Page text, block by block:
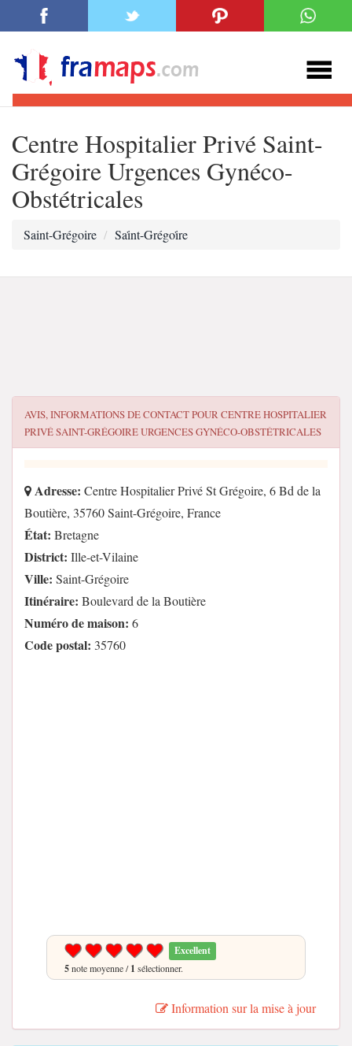
Centre Hospitalier Privé Saint-
Grégoire Urgences Gynéco-
Obstétricales
Saint-Grégoire Sai̇nt-Grégoi̇re
AVIS, INFORMATIONS DE CONTACT POURCENTRE HOSPITALIER
PRIVÉ SAINT-GRÉGOIRE URGENCES GYNÉCO-OBSTÉTRICALES
Adresse: Centre Hospitalier Privé St Grégoire, 6 Bd de la
Boutière, 35760 Saint-Grégoire, France
État: Bretagne
District: Ille-et-Vilaine
Ville: Saint-Grégoire
Itinéraire: Boulevard de la Boutière
Numéro de maison: 6
Code postal: 35760
Excellent
5note moyenne /1 sélectionner.
Information sur la mise à jour